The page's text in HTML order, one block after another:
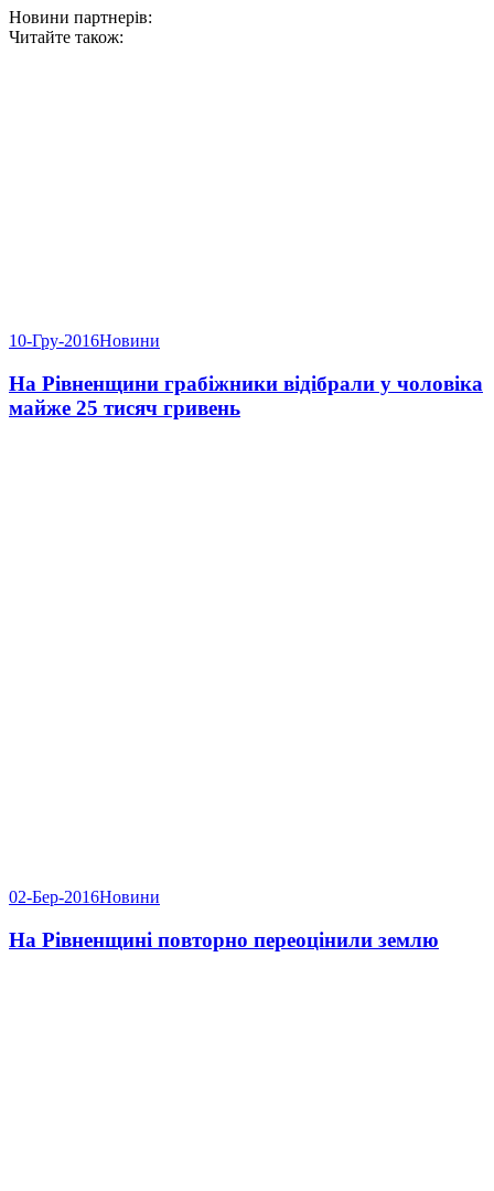
Новини партнерів:
Читайте також:
10-Гру-2016Новини
На Рівненщини грабіжники відібрали у чоловіка
майже 25 тисяч гривень
02-Бер-2016Новини
На Рівненщині повторно переоцінили землю